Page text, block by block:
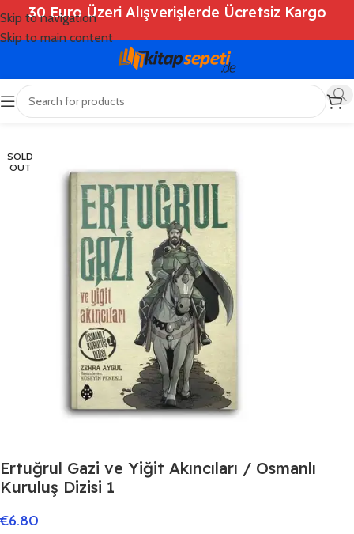
Skip to navigation
Skip to main content
30 Euro Üzeri Alışverişlerde Ücretsiz Kargo
Ana Sayfa Shop
SOLD
OUT
Ertuğrul Gazi ve Yiğit Akıncıları / Osmanlı
Kuruluş Dizisi 1
€6.80